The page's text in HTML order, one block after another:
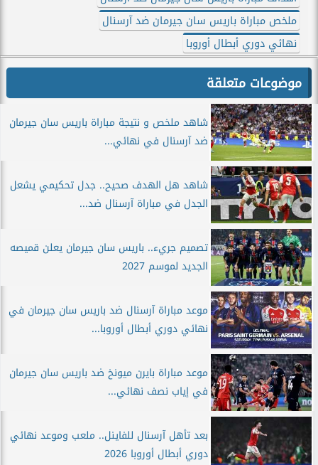
ملخص مباراة باريس سان جيرمان ضد آرسنال
نهائي دوري أبطال أوروبا
موضوعات متعلقة
شاهد ملخص و نتيجة مباراة باريس سان جيرمان
ضد آرسنال في نهائي...
شاهد هل الهدف صحيح.. جدل تحكيمي يشعل
الجدل في مباراة آرسنال ضد...
تصميم جريء.. باريس سان جيرمان يعلن قميصه
الجديد لموسم 2027
موعد مباراة آرسنال ضد باريس سان جيرمان في
نهائي دوري أبطال أوروبا...
موعد مباراة بايرن ميونخ ضد باريس سان جيرمان
في إياب نصف نهائي...
بعد تأهل آرسنال للفاينل.. ملعب وموعد نهائي
دوري أبطال أوروبا 2026